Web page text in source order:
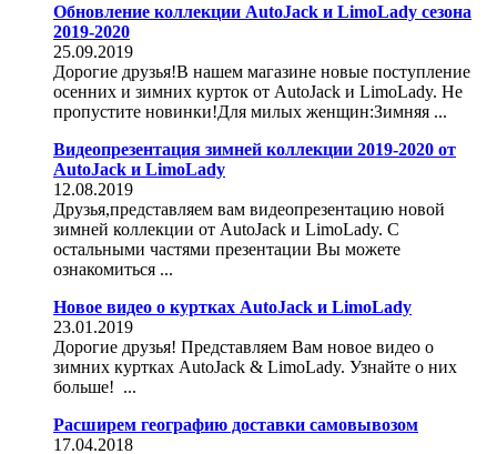
Обновление коллекции AutoJack и LimoLady сезона
2019-2020
25.09.2019
Дорогие друзья!В нашем магазине новые поступление
осенних и зимних курток от AutoJack и LimoLady. Не
пропустите новинки!Для милых женщин:Зимняя ...
Видеопрезентация зимней коллекции 2019-2020 от
AutoJack и LimoLady
12.08.2019
Друзья,представляем вам видеопрезентацию новой
зимней коллекции от AutoJack и LimoLady. С
остальными частями презентации Вы можете
ознакомиться ...
Новое видео о куртках AutoJack и LimoLady
23.01.2019
Дорогие друзья! Представляем Вам новое видео о
зимних куртках AutoJack & LimoLady. Узнайте о них
больше! ...
Расширем географию доставки самовывозом
17.04.2018